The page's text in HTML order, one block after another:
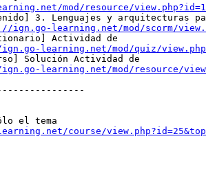
mod/resource/
3. Lenguajes y arquitecturas
ign.go-learning.net/mod/scorm/
Actividad de
learning.net/mod/quiz/
Solución Actividad de
learning.net/mod/resource/
el tema
course/